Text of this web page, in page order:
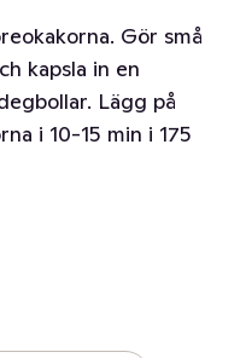
Gör små
kapsla in en
Lägg på
i 10-15 min i 175